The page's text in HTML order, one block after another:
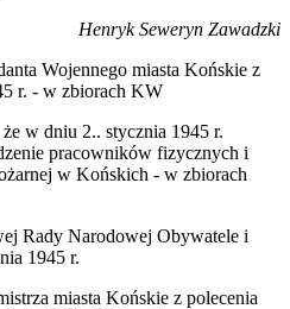
Henryk Seweryn Zawadzki